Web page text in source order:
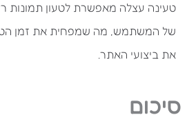
טעינה עצלה מאפשרת לטעון תמונות
של המשתמש, מה שמפחית את זמן
את ביצועי האתר.
סיכום